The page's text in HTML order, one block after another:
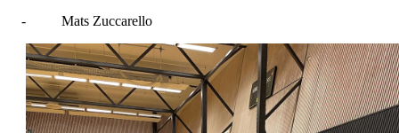
- Mats Zuccarello